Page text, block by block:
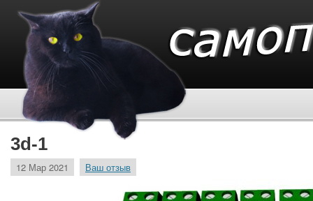
3d-1
12 Мар 2021 Ваш отзыв